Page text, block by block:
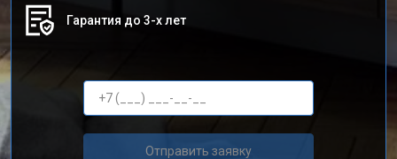
Гарантия до 3-х лет
Отправить заявку